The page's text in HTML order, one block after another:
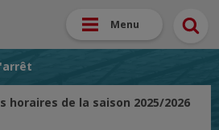
Menu
horaires de la saison 2025/2026